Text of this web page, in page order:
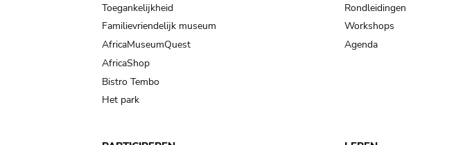
Toegankelijkheid
Familievriendelijk museum
AfricaMuseumQuest
AfricaShop
Bistro Tembo
Het park
Rondleidingen
Workshops
Agenda